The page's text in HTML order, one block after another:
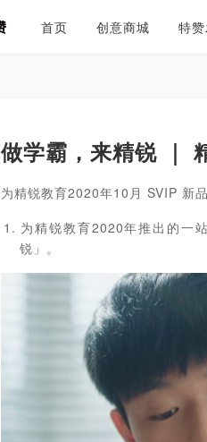
首页 创意商城 特
做学霸，来精锐 ｜
为精锐教育2020年10月 SVIP 新
为精锐教育2020年推出的一
锐」。